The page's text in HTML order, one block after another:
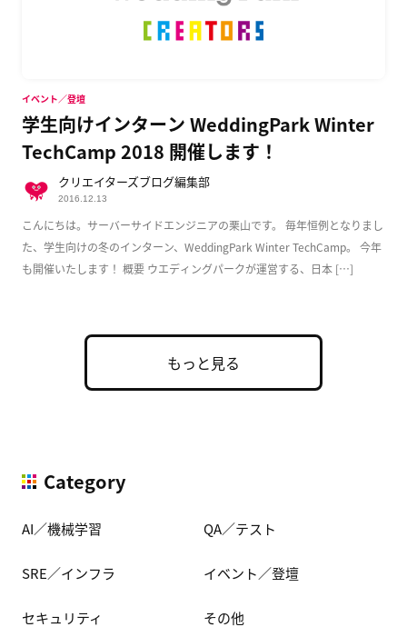
学生向けインターン WeddingPark Winter
TechCamp 2018 開催します！
こんにちは。サーバーサイドエンジニアの栗山です。 毎年恒例となりまし
た、学生向けの冬のインターン、WeddingPark Winter TechCamp。 今年
も開催いたします！ 概要 ウエディングパークが運営する、日本 […]
イベント／登壇
クリエイターズブログ編集部
2016.12.13
もっと見る
Category
AI／機械学習 QA／テスト
SRE／インフラ イベント／登壇
セキュリティ その他